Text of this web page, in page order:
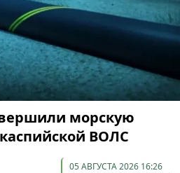
морскую
ВОЛС
05 АВГУСТА 2026 16:26